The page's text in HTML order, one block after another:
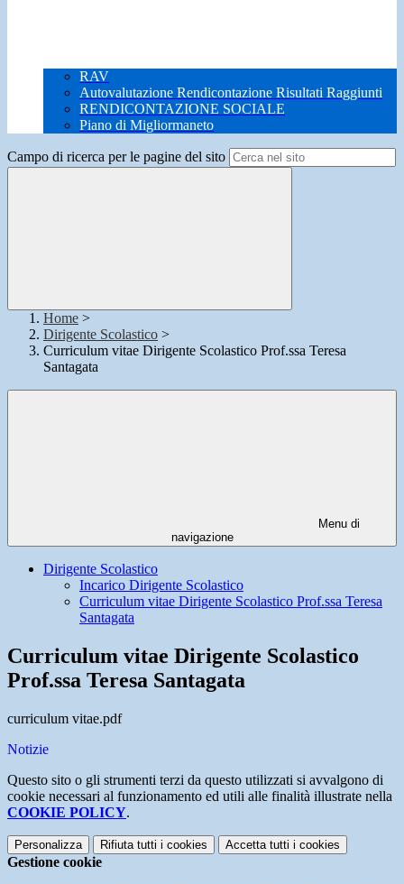
RAV
Autovalutazione Rendicontazione Risultati Raggiunti
RENDICONTAZIONE SOCIALE
Piano di Migliormaneto
Campo di ricerca per le pagine del sito
Home >
Dirigente Scolastico >
Curriculum vitae Dirigente Scolastico Prof.ssa Teresa
Santagata
Menu di
navigazione
Dirigente Scolastico
Incarico Dirigente Scolastico
Curriculum vitae Dirigente Scolastico Prof.ssa Teresa
Santagata
Curriculum vitae Dirigente Scolastico
Prof.ssa Teresa Santagata
curriculum vitae.pdf
Notizie
Questo sito o gli strumenti terzi da questo utilizzati si avvalgono di
cookie necessari al funzionamento ed utili alle finalità illustrate nella
COOKIE POLICY.
Personalizza Rifiuta tutti i cookies Accetta tutti i cookies
Gestione cookie